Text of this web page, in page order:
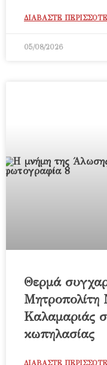
ΔΙΑΒΑΣΤΕ
05/08/2026
Θερμά
Μητροπολίτη
Καλαμαριάς
κωπηλασίας
ΔΙΑΒΑΣΤΕ